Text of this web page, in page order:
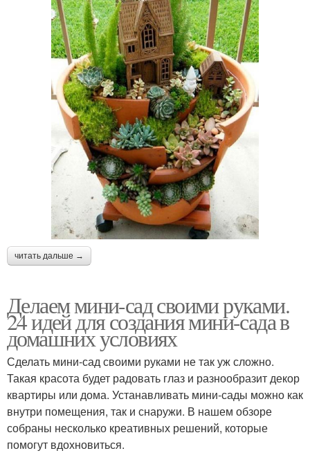
читать дальше →
Делаем мини-сад своими руками.
24 идей для создания мини-сада в
домашних условиях
Сделать мини-сад своими руками не так уж сложно.
Такая красота будет радовать глаз и разнообразит декор
квартиры или дома. Устанавливать мини-сады можно как
внутри помещения, так и снаружи. В нашем обзоре
собраны несколько креативных решений, которые
помогут вдохновиться.